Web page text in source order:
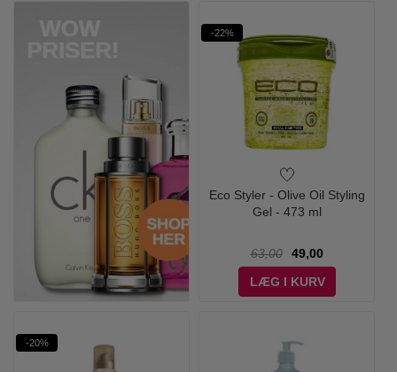
-22%
Eco Styler - Olive Oil Styling
Gel - 473 ml
63,00
49,00
LÆG I KURV
-20%